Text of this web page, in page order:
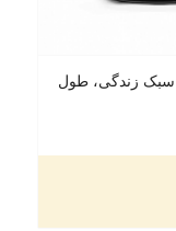
سبک زندگی، طول